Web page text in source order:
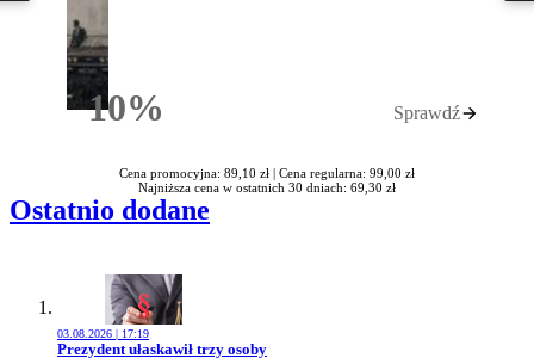
10%Rabatu Sprawdź
Cena promocyjna: 89,10 zł | Cena regularna: 99,00 zł
Najniższa cena w ostatnich 30 dniach: 69,30 zł
Ostatnio dodane
03.08.2026 | 17:19
Przejdź do artykułu:
Prezydent ułaskawił trzy osoby